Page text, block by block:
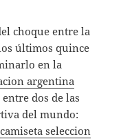
choque entre la
últimos quince
en la
argentina
dos de las
del mundo:
camiseta seleccion